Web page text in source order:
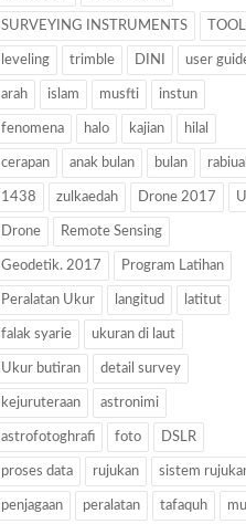
SURVEYING INSTRUMENTS
leveling trimble DINI user
arah islam musfti instun
fenomena halo kajian hilal
cerapan anak bulan bulan
1438 zulkaedah Drone 2017
Drone Remote Sensing
Geodetik. 2017 Program Latihan
Peralatan Ukur langitud latitut
falak syarie ukuran di laut
Ukur butiran detail survey
kejuruteraan astronimi
astrofotoghrafi foto DSLR
proses data rujukan sistem
penjagaan peralatan tafaquh